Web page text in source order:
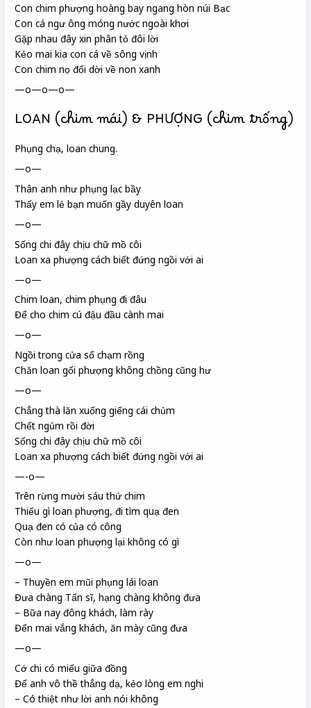
Con chim phượng hoàng bay ngang hòn núi Bạc
Con cá ngư ông móng nước ngoài khơi
Gặp nhau đây xin phân tỏ đôi lời
Kẻo mai kia con cá về sông vịnh
Con chim nọ đổi dời về non xanh
—o—o—o—
LOAN (chim mái) & PHƯỢNG (chim trống)
Phụng chạ, loan chung.
—o—
Thân anh như phụng lạc bầy
Thấy em lẻ bạn muốn gầy duyên loan
—o—
Sống chi đây chịu chữ mồ côi
Loan xa phượng cách biết đứng ngồi với ai
—o—
Chim loan, chim phụng đi đâu
Để cho chim cú đậu đầu cành mai
—o—
Ngồi trong cửa sổ chạm rồng
Chăn loan gối phượng không chồng cũng hư
—o—
Chẳng thà lăn xuống giếng cái chủm
Chết ngủm rồi đời
Sống chi đây chịu chữ mồ côi
Loan xa phượng cách biết đứng ngồi với ai
—-o—
Trên rừng mười sáu thứ chim
Thiếu gì loan phượng, đi tìm quạ đen
Quạ đen có của có công
Còn như loan phượng lại không có gì
—o—
– Thuyền em mũi phụng lái loan
Đưa chàng Tấn sĩ, hạng chàng không đưa
– Bữa nay đông khách, làm rày
Đến mai vắng khách, ăn mày cũng đưa
—o—
Cớ chi có miếu giữa đồng
Để anh vô thề thẳng dạ, kẻo lòng em nghi
– Có thiệt như lời anh nói không